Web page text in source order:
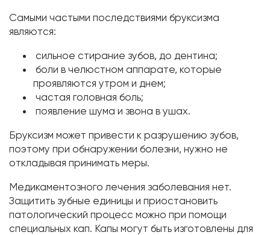
Самыми частыми последствиями бруксизма
являются:
сильное стирание зубов, до дентина;
боли в челюстном аппарате, которые
проявляются утром и днем;
частая головная боль;
появление шума и звона в ушах.
Бруксизм может привести к разрушению зубов,
поэтому при обнаружении болезни, нужно не
откладывая принимать меры.
Медикаментозного лечения заболевания нет.
Защитить зубные единицы и приостановить
патологический процесс можно при помощи
специальных кап. Капы могут быть изготовлены для